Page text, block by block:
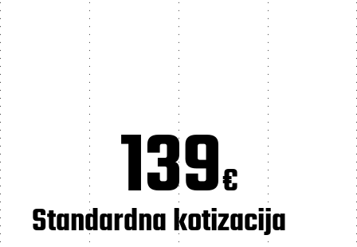
139€
Standardna kotizacija